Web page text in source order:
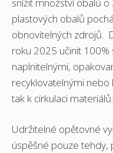
plastových obalů
obnovitelných zdrojů.
roku 2025 učinit 100%
naplnitelnými,
recyklovatelnými
tak k cirkulaci materiálů.
Udržitelné opětovné
úspěšné pouze tehdy,